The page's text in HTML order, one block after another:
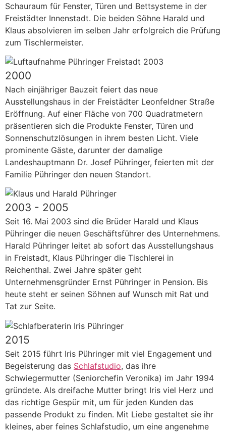
Schauraum für Fenster, Türen und Bettsysteme in der
Freistädter Innenstadt. Die beiden Söhne Harald und
Klaus absolvieren im selben Jahr erfolgreich die Prüfung
zum Tischlermeister.
2000
Nach einjähriger Bauzeit feiert das neue
Ausstellungshaus in der Freistädter Leonfeldner Straße
Eröffnung. Auf einer Fläche von 700 Quadratmetern
präsentieren sich die Produkte Fenster, Türen und
Sonnenschutzlösungen in ihrem besten Licht. Viele
prominente Gäste, darunter der damalige
Landeshauptmann Dr. Josef Pühringer, feierten mit der
Familie Pühringer den neuen Standort.
2003 - 2005
Seit 16. Mai 2003 sind die Brüder Harald und Klaus
Pühringer die neuen Geschäftsführer des Unternehmens.
Harald Pühringer leitet ab sofort das Ausstellungshaus
in Freistadt, Klaus Pühringer die Tischlerei in
Reichenthal. Zwei Jahre später geht
Unternehmensgründer Ernst Pühringer in Pension. Bis
heute steht er seinen Söhnen auf Wunsch mit Rat und
Tat zur Seite.
2015
Seit 2015 führt Iris Pühringer mit viel Engagement und
Begeisterung das Schlafstudio, das ihre
Schwiegermutter (Seniorchefin Veronika) im Jahr 1994
gründete. Als dreifache Mutter bringt Iris viel Herz und
das richtige Gespür mit, um für jeden Kunden das
passende Produkt zu finden. Mit Liebe gestaltet sie ihr
kleines, aber feines Schlafstudio, um eine angenehme